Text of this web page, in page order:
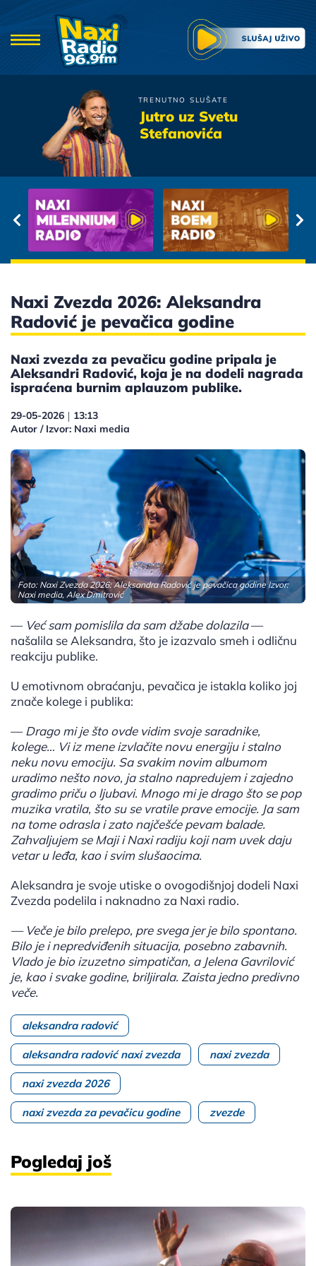
TRENUTNO SLUŠATE
Jutro uz Svetu
Stefanovića
Naxi Zvezda 2026: Aleksandra
Radović je pevačica godine
Naxi zvezda za pevačicu godine pripala je
Aleksandri Radović, koja je na dodeli nagrada
ispraćena burnim aplauzom publike.
29-05-2026 | 13:13
Autor / Izvor: Naxi media
Foto: Naxi Zvezda 2026: Aleksandra Radović je pevačica godine Izvor:
Naxi media, Alex Dmitrović
— Već sam pomislila da sam džabe dolazila—
našalila se Aleksandra, što je izazvalo smeh i odličnu
reakciju publike.
U emotivnom obraćanju, pevačica je istakla koliko joj
znače kolege i publika:
—Drago mi je što ovde vidim svoje saradnike,
kolege… Vi iz mene izvlačite novu energiju i stalno
neku novu emociju. Sa svakim novim albumom
uradimo nešto novo, ja stalno napredujem i zajedno
gradimo priču o ljubavi. Mnogo mi je drago što se pop
muzika vratila, što su se vratile prave emocije. Ja sam
na tome odrasla i zato najčešće pevam balade.
Zahvaljujem se Maji i Naxi radiju koji nam uvek daju
vetar u leđa, kao i svim slušaocima.
Aleksandra je svoje utiske o ovogodišnjoj dodeli Naxi
Zvezda podelila i naknadno za Naxi radio.
— Veče je bilo prelepo, pre svega jer je bilo spontano.
Bilo je i nepredviđenih situacija, posebno zabavnih.
Vlado je bio izuzetno simpatičan, a Jelena Gavrilović
je, kao i svake godine, briljirala. Zaista jedno predivno
veče.
aleksandra radović
aleksandra radović naxi zvezda naxi zvezda
naxi zvezda 2026
naxi zvezda za pevačicu godine zvezde
Pogledaj još